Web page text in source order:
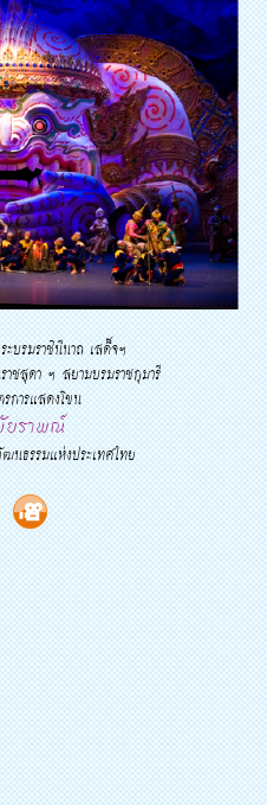
ะบรมราชินีนาถ เสด็จฯ
ชสุดา ฯ สยามบรมราชกุมารี
การแสดงโขน
ราพณ์
ธรรมแห่งประเทศไทย